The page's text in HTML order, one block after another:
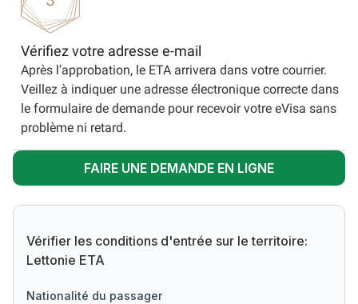
Vérifiez votre adresse e-mail
Après l'approbation, le ETA arrivera dans votre courrier.
Veillez à indiquer une adresse électronique correcte dans
le formulaire de demande pour recevoir votre eVisa sans
problème ni retard.
FAIRE UNE DEMANDE EN LIGNE
Vérifier les conditions d'entrée sur le territoire:
Lettonie ETA
nationalité du passager